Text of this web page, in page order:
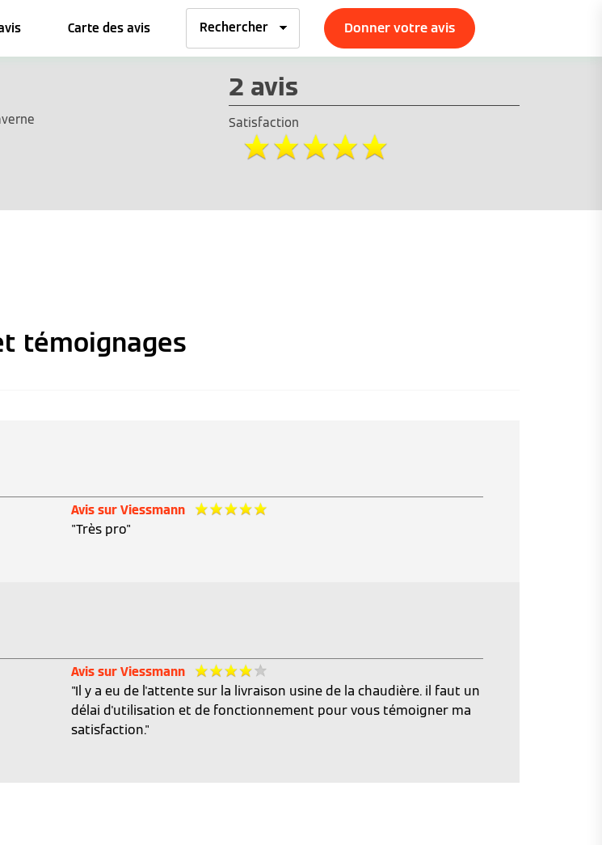
Carte des avis Donner votre avis
2 avis
Satisfaction
témoignages
Avis sur Viessmann
"Très pro"
Avis sur Viessmann
"Il y a eu de l'attente sur la livraison usine de la chaudière. il faut un
délai d'utilisation et de fonctionnement pour vous témoigner ma
satisfaction."